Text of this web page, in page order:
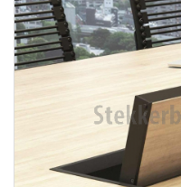
van
de
afbeeldingen-
gallerij